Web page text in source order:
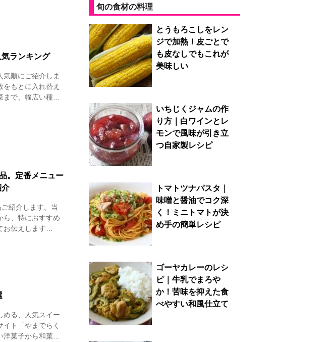
ランキング
気順にご紹介しま
もとに入れ替え
まで、幅広い種…
。定番メニュー
介
紹介します。当
ら、特におすすめ
お伝えします…
める、人気スイー
ト「やまでらく
洋菓子から和菓…
旬の食材の料理
とうもろこしをレン
ジで加熱！皮ごとで
も皮なしでもこれが
美味しい
いちじくジャムの作
り方｜白ワインとレ
モンで風味が引き立
つ自家製レシピ
トマトツナパスタ｜
味噌と醤油でコク深
く！ミニトマトが決
め手の簡単レシピ
ゴーヤカレーのレシ
ピ｜牛乳でまろや
か！苦味を抑えた食
べやすい和風仕立て